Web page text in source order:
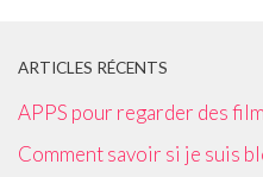
ARTICLES RÉCENTS
APPS pour regarder des
Comment savoir si je suis